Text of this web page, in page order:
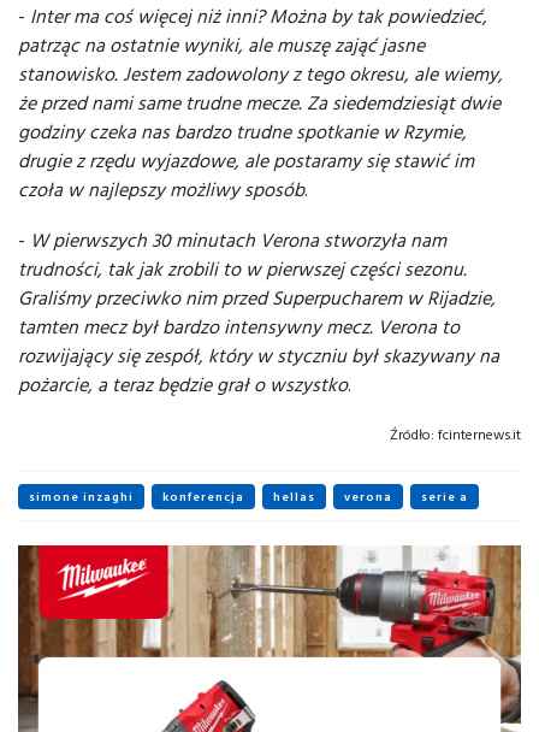
- Inter ma coś więcej niż inni? Można by tak powiedzieć,
patrząc na ostatnie wyniki, ale muszę zająć jasne
stanowisko. Jestem zadowolony z tego okresu, ale wiemy,
że przed nami same trudne mecze. Za siedemdziesiąt dwie
godziny czeka nas bardzo trudne spotkanie w Rzymie,
drugie z rzędu wyjazdowe, ale postaramy się stawić im
czoła w najlepszy możliwy sposób.
- W pierwszych 30 minutach Verona stworzyła nam
trudności, tak jak zrobili to w pierwszej części sezonu.
Graliśmy przeciwko nim przed Superpucharem w Rijadzie,
tamten mecz był bardzo intensywny mecz. Verona to
rozwijający się zespół, który w styczniu był skazywany na
pożarcie, a teraz będzie grał o wszystko.
Źródło: fcinternews.it
simone inzaghi konferencja hellas verona serie a